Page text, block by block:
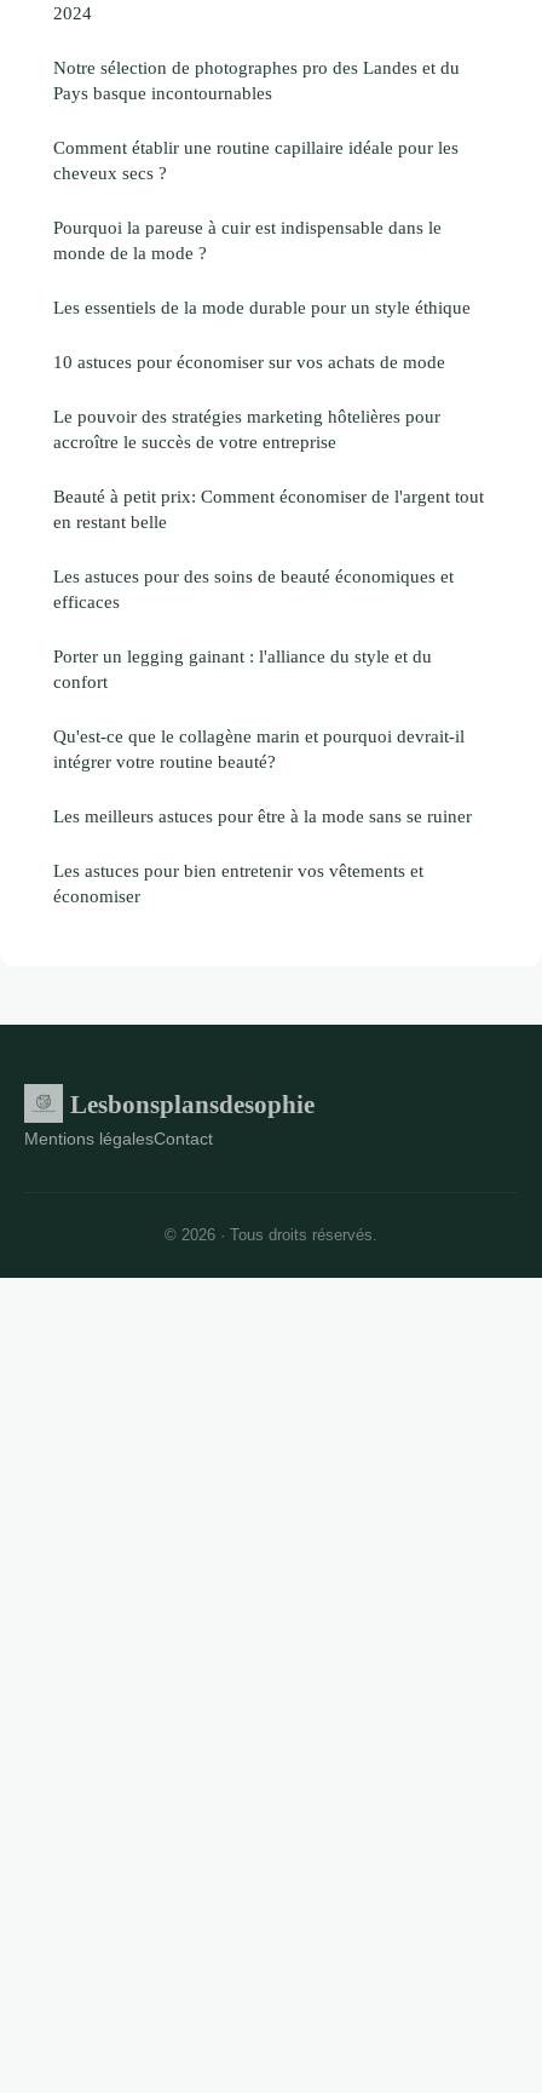
2024
Notre sélection de photographes pro des Landes et du
Pays basque incontournables
Comment établir une routine capillaire idéale pour les
cheveux secs ?
Pourquoi la pareuse à cuir est indispensable dans le
monde de la mode ?
Les essentiels de la mode durable pour un style éthique
10 astuces pour économiser sur vos achats de mode
Le pouvoir des stratégies marketing hôtelières pour
accroître le succès de votre entreprise
Beauté à petit prix: Comment économiser de l'argent tout
en restant belle
Les astuces pour des soins de beauté économiques et
efficaces
Porter un legging gainant : l'alliance du style et du
confort
Qu'est-ce que le collagène marin et pourquoi devrait-il
intégrer votre routine beauté?
Les meilleurs astuces pour être à la mode sans se ruiner
Les astuces pour bien entretenir vos vêtements et
économiser
Lesbonsplansdesophie
Mentions légalesContact
© 2026 · Tous droits réservés.